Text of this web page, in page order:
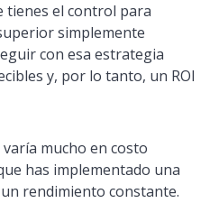
tienes el control para
simplemente
con esa estrategia
y, por lo tanto, un ROI
mucho en costo
has implementado una
rendimiento constante.